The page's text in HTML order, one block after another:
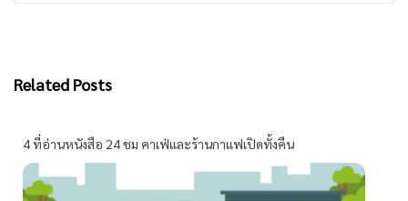
Related Posts
4 ที่อ่านหนังสือ 24 ชม คาเฟ่และร้านกาแฟเปิดทั้งคืน